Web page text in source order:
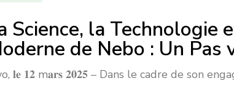
Science, la Technologie
de Nebo : Un Pas
𝐥𝐞 𝟏𝟐 m𝐚𝐫𝐬 𝟐𝟎𝟐𝟓 – Dans le cadre de son